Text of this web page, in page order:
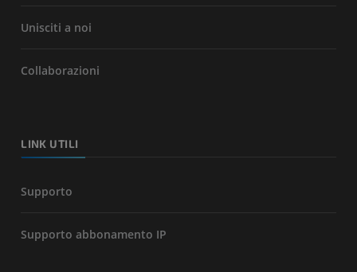
Unisciti a noi
Collaborazioni
LINK UTILI
Supporto
Supporto abbonamento IP